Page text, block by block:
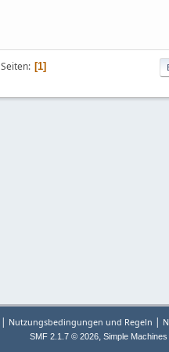
Seiten 1
| Nutzungsbedingungen und Regeln |
SMF 2.1.7 © 2026, Simple Machines